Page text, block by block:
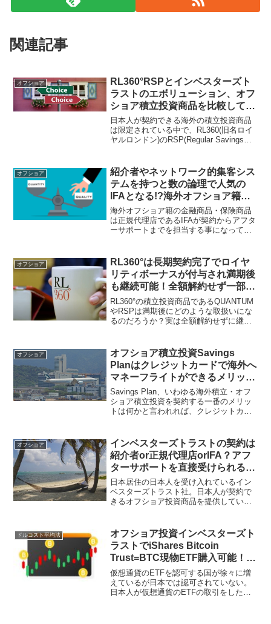
関連記事
オフショア
RL360°RSPとインベスターズト
ラストのエボリューション、オフ
ショア積立投資商品を比較してみ
た結果、契約するならどっち？
日本人が契約できる海外の積立投資商品
は限定されている中で、RL360(旧名ロイ
ヤルロンドン)のRSP(Regular Savings
(Evolution)で悩んでいる人が多いよう
だ。どちらを選択すべきだろうか？
オフショア
紹介者やネットワーク的集客シス
テムを持つと数の論理で人気の
IFAとなる!?海外オフショア籍の
投資商品/保険商品の正規代理店
は質が重要！
海外オフショア籍の金融商品・保険商品
は正規代理店であるIFAが契約からアフタ
ーサポートまでを担当する事になってい
がいるようだが人気の秘密とは!?本質を
見抜け！
オフショア
RL360°は長期契約完了でロイヤ
リティボーナスが付与され満期後
も継続可能！全額解約せず一部引
き出しで年金として受け取る方法
もある！
RL360°の積立投資商品であるQUANTUM
やRSPは満期後にどのような取扱いにな
るのだろうか？実は全額解約せずに継続
に受け取る事もできる。満期時に付与さ
れるボーナスもある。
オフショア
オフショア積立投資Savings
Planはクレジットカードで海外へ
マネーフライトができるメリット
がある事を改めて考えるべし！
Savings Plan、いわゆる海外積立・オフ
ショア積立投資を契約する一番のメリッ
トは何かと言われれば、クレジットカー
難になっている中、日本にいながら資産
移転ができるのはとても大きな利点とな
る。
オフショア
インベスターズトラストの契約は
紹介者or正規代理店orIFA？アフ
ターサポートを直接受けられる状
態にしておくことが最重要ポイン
ト！
日本居住の日本人を受け入れているイン
ベスターズトラスト社。日本人が契約で
きるオフショア投資商品を提供している
ある正規代理店(IFA)と直接契約する事が
ポイントとなってくる。
ドルコスト平均法
オフショア投資インベスターズト
ラストでiShares Bitcoin
Trust=BTC現物ETF購入可能！ビ
ットコインはボラティリティ高く
積立投資に最適!?
仮想通貨のETFを認可する国が徐々に増
えているが日本では認可されていない。
日本人が仮想通貨のETFの取引をしたけ